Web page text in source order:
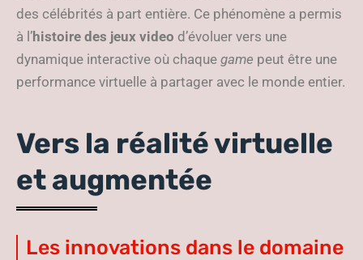
des célébrités à part entière. Ce phénomène a permis
à l’histoire des jeux video d’évoluer vers une
dynamique interactive où chaque game peut être une
performance virtuelle à partager avec le monde entier.
Vers la réalité virtuelle
et augmentée
Les innovations dans le domaine